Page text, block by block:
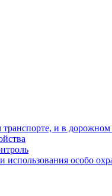
и в дорожном
особо